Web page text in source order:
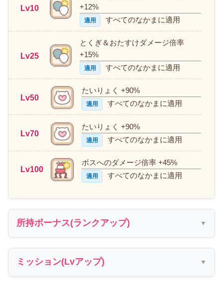
Lv10
+12%
適用 すべてのなかまに適用
Lv25
とくぎ＆おたすけダメージ倍率
+15%
適用 すべてのなかまに適用
Lv50
たいりょく +90%
適用 すべてのなかまに適用
Lv70
たいりょく +90%
適用 すべてのなかまに適用
Lv100
ボスへのダメージ倍率 +45%
適用 すべてのなかまに適用
所持ボーナス(ランクアップ)
ミッション(Lvアップ)